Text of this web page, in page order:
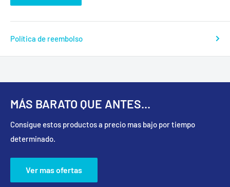
Política de reembolso
MÁS BARATO QUE ANTES...
Consigue estos productos a precio mas bajo por tiempo
determinado.
Ver mas ofertas